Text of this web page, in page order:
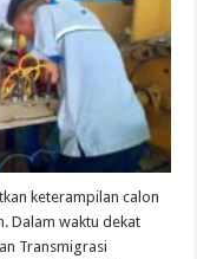
keterampilan calon
Dalam waktu dekat
Transmigrasi